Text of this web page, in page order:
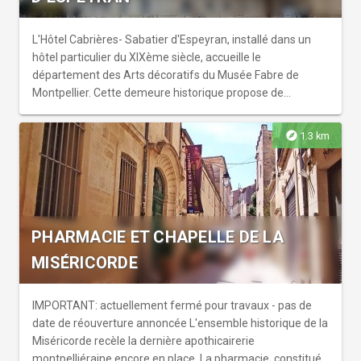
L'Hôtel Cabrières- Sabatier d'Espeyran, installé dans un
hôtel particulier du XIXème siècle, accueille le
département des Arts décoratifs du Musée Fabre de
Montpellier. Cette demeure historique propose de
aristocratiques des XVIIIe et XIXe siècles. Ayant conservé
intégralement les éléments qui composaient ces
appartements, l'hôtel Cabrières - Sabatier d'Espeyran
propose un ensemble unique. Dans les décors fidèlement
reconstitués de ses salons, cet hôtel particulier dévoile sa
remarquable collection de mobilier, ainsi que
d'exceptionnelles céramiques et pièces d'orfèvrerie. Cette
collection est constituée en majeure partie de meubles et
objets provenant du legs de Mme Renée de Cabrières et
de son mari Frédéric Sabatier d'Espeyran en 1967.
explore1.3 km
PHARMACIE ET CHAPELLE DE LA
MISÉRICORDE
IMPORTANT: actuellement fermé pour travaux - pas de
date de réouverture annoncée L'ensemble historique de la
Miséricorde recèle la dernière apothicairerie